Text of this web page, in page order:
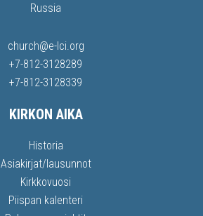
Russia
church@e-lci.org
+7-812-3128289
+7-812-3128339
KIRKON AIKA
Historia
Asiakirjat/lausunnot
Kirkkovuosi
Piispan kalenteri